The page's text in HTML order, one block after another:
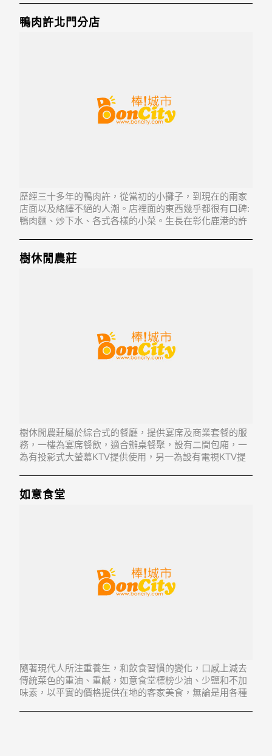
鴨肉許北門分店
歷經三十多年的鴨肉許，從當初的小攤子，到現在的兩家
店面以及絡繹不絕的人潮。店裡面的東西幾乎都很有口碑:
鴨肉麵、炒下水、各式各樣的小菜。生長在彰化鹿港的許
是奠定後來鴨肉許的蒸蒸日上。店裡東西幾乎都很有口
樹休閒農莊
樹休閒農莊屬於綜合式的餐廳，提供宴席及商業套餐的服
務，一樓為宴席餐飲，適合辦桌餐聚，設有二間包廂，一
為有投影式大螢幕KTV提供使用，另一為設有電視KTV提
如意食堂
隨著現代人所注重養生，和飲食習慣的變化，口感上減去
傳統菜色的重油、重鹹，如意食堂標榜少油、少鹽和不加
味素，以平實的價格提供在地的客家美食，無論是用各種